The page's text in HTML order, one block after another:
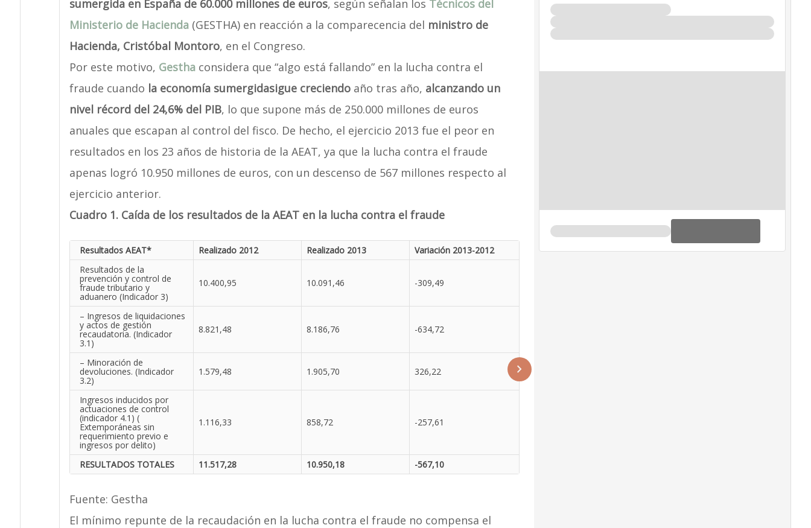
sumergida en España de 60.000 millones de euros, según señalan los Técnicos del
Ministerio de Hacienda(GESTHA) en reacción a la comparecencia del ministro de
Hacienda, Cristóbal Montoro, en el Congreso.
Por este motivo, Gesthaconsidera que “algo está fallando” en la lucha contra el
fraude cuando la economía sumergidasigue creciendoaño tras año, alcanzando un
nivel récord del 24,6% del PIB, lo que supone más de 250.000 millones de euros
anuales que escapan al control del fisco. De hecho, el ejercicio 2013 fue el peor en
resultados en los 23 años de historia de la AEAT, ya que la lucha contra el fraude
apenas logró 10.950 millones de euros, con un descenso de 567 millones respecto al
ejercicio anterior.
Cuadro 1. Caída de los resultados de la AEAT en la lucha contra el fraude
Resultados AEAT* Realizado 2012 Realizado 2013
Variación 2013-2012
Resultados de la
prevención y control de
fraude tributario y
aduanero (Indicador 3)
10.400,95 10.091,46 -309,49
– Ingresos de liquidaciones
y actos de gestión
recaudatoria. (Indicador
3.1)
8.821,48 8.186,76 -634,72
– Minoración de
devoluciones. (Indicador
3.2)
1.579,48 1.905,70 326,22
Ingresos inducidos por
actuaciones de control
(indicador 4.1) (
Extemporáneas sin
requerimiento previo e
ingresos por delito)
1.116,33 858,72 -257,61
RESULTADOS TOTALES 11.517,28 10.950,18 -567,10
Fuente: Gestha
El mínimo repunte de la recaudación en la lucha contra el fraude no compensa el